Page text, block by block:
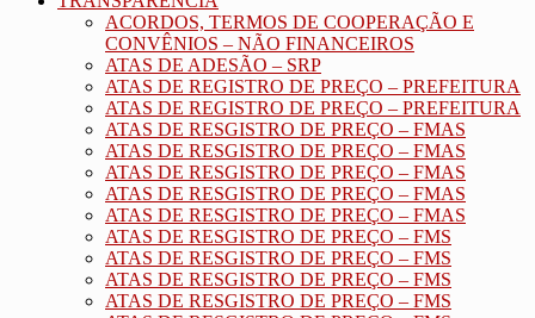
ACORDOS, TERMOS DE COOPERAÇÃO E
CONVÊNIOS – NÃO FINANCEIROS
ATAS DE ADESÃO – SRP
ATAS DE REGISTRO DE PREÇO – PREFEITURA
ATAS DE REGISTRO DE PREÇO – PREFEITURA
ATAS DE RESGISTRO DE PREÇO – FMAS
ATAS DE RESGISTRO DE PREÇO – FMAS
ATAS DE RESGISTRO DE PREÇO – FMAS
ATAS DE RESGISTRO DE PREÇO – FMAS
ATAS DE RESGISTRO DE PREÇO – FMAS
ATAS DE RESGISTRO DE PREÇO – FMS
ATAS DE RESGISTRO DE PREÇO – FMS
ATAS DE RESGISTRO DE PREÇO – FMS
ATAS DE RESGISTRO DE PREÇO – FMS